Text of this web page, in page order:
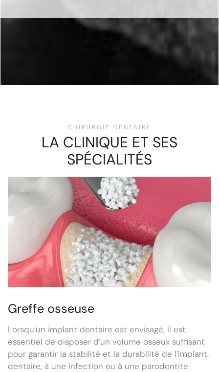
CHIRURGIE DENTAIRE
LA CLINIQUE ET SES
SPÉCIALITÉS
Greffe osseuse
Lorsqu’un implant dentaire est envisagé, il est
essentiel de disposer d’un volume osseux suffisant
pour garantir la stabilité et la durabilité de l’implant.
dentaire, à une infection ou à une parodontite.